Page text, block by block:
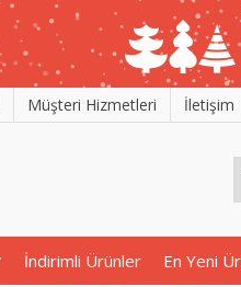
Müşteri Hizmetleri İletişim
İndirimli Ürünler En Yeni